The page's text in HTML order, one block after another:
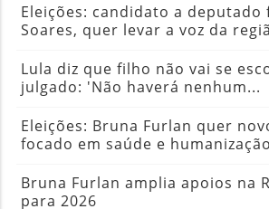
Eleições: candidato a deputado
Soares, quer levar a voz da
Lula diz que filho não vai se
julgado: 'Não haverá nenhum...
Eleições: Bruna Furlan quer
focado em saúde e humanização
Bruna Furlan amplia apoios na
para 2026